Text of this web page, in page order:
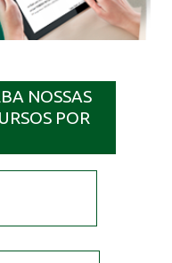
NOSSAS
POR